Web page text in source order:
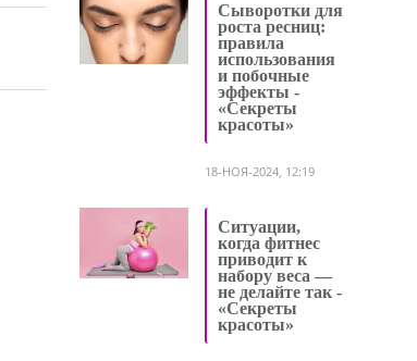
Сыворотки для
роста ресниц:
правила
использования
и побочные
эффекты -
«Секреты
красоты»
18-НОЯ-2024, 12:19
Ситуации,
когда фитнес
приводит к
набору веса —
не делайте так -
«Секреты
красоты»